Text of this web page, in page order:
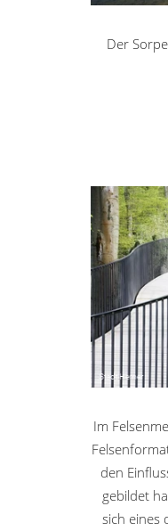
Der
Im
den
gebildet
sich eines